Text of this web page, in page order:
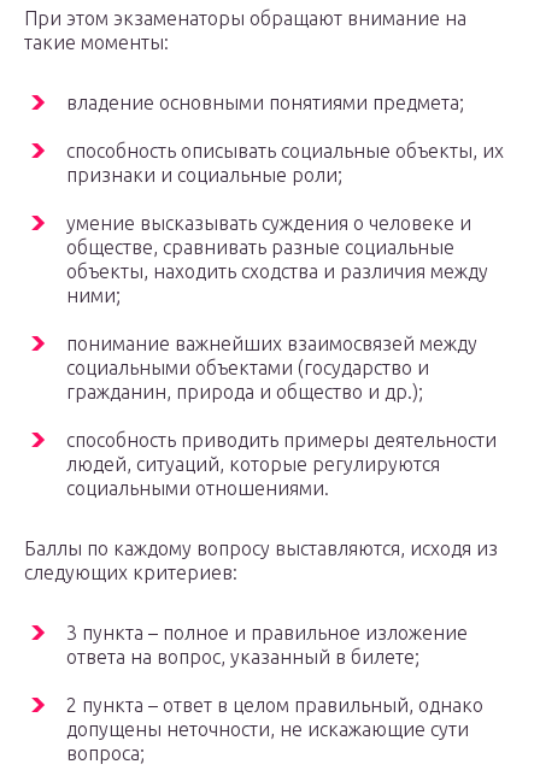
При этом экзаменаторы обращают внимание на
такие моменты:
владение основными понятиями предмета;
способность описывать социальные объекты, их
признаки и социальные роли;
умение высказывать суждения о человеке и
обществе, сравнивать разные социальные
объекты, находить сходства и различия между
ними;
понимание важнейших взаимосвязей между
социальными объектами (государство и
гражданин, природа и общество и др.);
способность приводить примеры деятельности
людей, ситуаций, которые регулируются
социальными отношениями.
Баллы по каждому вопросу выставляются, исходя из
следующих критериев:
3 пункта – полное и правильное изложение
ответа на вопрос, указанный в билете;
2 пункта – ответ в целом правильный, однако
допущены неточности, не искажающие сути
вопроса;